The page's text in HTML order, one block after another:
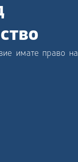
имате право на